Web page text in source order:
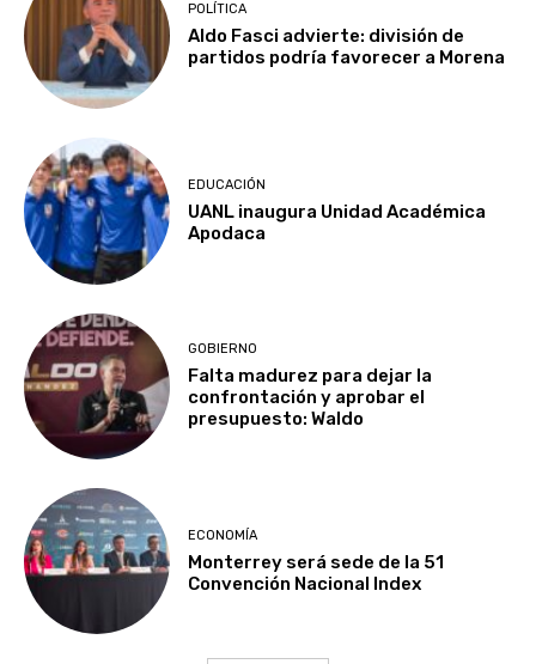
POLÍTICA
Aldo Fasci advierte: división de
partidos podría favorecer a Morena
EDUCACIÓN
UANL inaugura Unidad Académica
Apodaca
GOBIERNO
Falta madurez para dejar la
confrontación y aprobar el
presupuesto: Waldo
ECONOMÍA
Monterrey será sede de la 51
Convención Nacional Index